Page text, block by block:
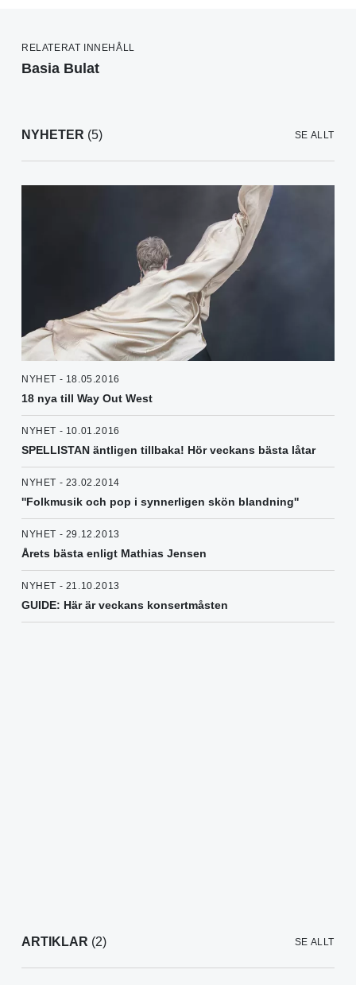
RELATERAT INNEHÅLL
Basia Bulat
NYHETER (5) SE ALLT
NYHET - 18.05.2016
18 nya till Way Out West
NYHET - 10.01.2016
SPELLISTAN äntligen tillbaka! Hör veckans bästa låtar
NYHET - 23.02.2014
''Folkmusik och pop i synnerligen skön blandning''
NYHET - 29.12.2013
Årets bästa enligt Mathias Jensen
NYHET - 21.10.2013
GUIDE: Här är veckans konsertmåsten
ARTIKLAR (2) SE ALLT